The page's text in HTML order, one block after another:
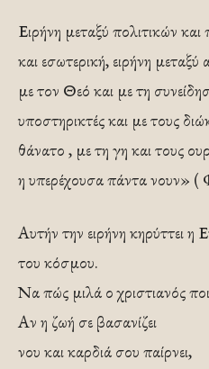
Ειρήνη μεταξύ πολιτικών και
και εσωτερική, ειρήνη
με τον Θεό και με τη
υποστηρικτές και με τους
θάνατο , με τη γη και τους
η υπερέχουσα πάντα νουν» (
Αυτήν την ειρήνη κηρύττει η
του κόσμου.
Να πώς μιλά ο χριστιανός
Αν η ζωή σε βασανίζει
νου και καρδιά σου παίρνει,